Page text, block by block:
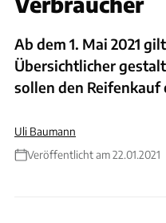
Ab dem 1. Mai 2021
Übersichtlicher
sollen den Reifenkauf
Uli Baumann
Veröffentlicht am 22.01.2021